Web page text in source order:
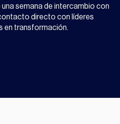
semana de intercambio con
directo con líderes
en transformación.